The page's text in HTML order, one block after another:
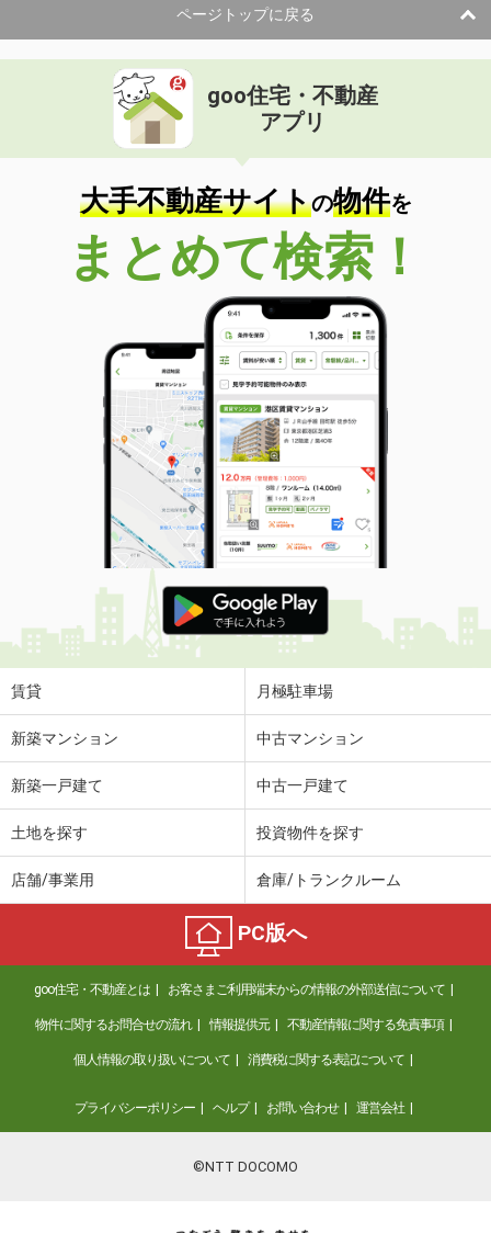
ページトップに戻る
goo住宅・不動産
アプリ
大手不動産サイトの物件を
まとめて検索！
賃貸 月極駐車場
新築マンション 中古マンション
新築一戸建て 中古一戸建て
土地を探す 投資物件を探す
店舗/事業用 倉庫/トランクルーム
PC版へ
goo住宅・不動産とは お客さまご利用端末からの情報の外部送信について
物件に関するお問合せの流れ 情報提供元 不動産情報に関する免責事項
個人情報の取り扱いについて 消費税に関する表記について
プライバシーポリシー ヘルプ お問い合わせ 運営会社
©NTT DOCOMO